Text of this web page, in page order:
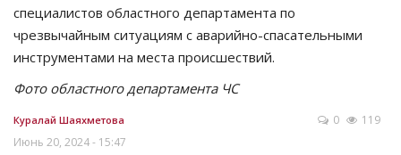
специалистов областного департамента по
чрезвычайным ситуациям с аварийно-спасательными
инструментами на места происшествий.
Фото областного департамента ЧС
Куралай Шаяхметова
Июнь 20, 2024 - 15:47
0 119